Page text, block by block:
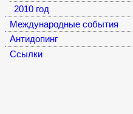
2010 год
Международные события
Антидопинг
Cсылки